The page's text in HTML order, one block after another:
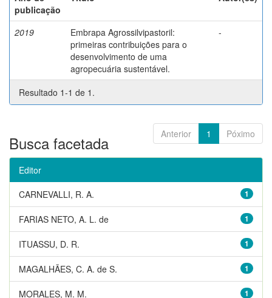
publicação
2019
Embrapa Agrossilvipastoril:
primeiras contribuições para o
desenvolvimento de uma
agropecuária sustentável.
-
Resultado 1-1 de 1.
Anterior 1 Póximo
Busca facetada
Editor
1
CARNEVALLI, R. A.
1
FARIAS NETO, A. L. de
1
ITUASSU, D. R.
1
MAGALHÃES, C. A. de S.
1
MORALES, M. M.